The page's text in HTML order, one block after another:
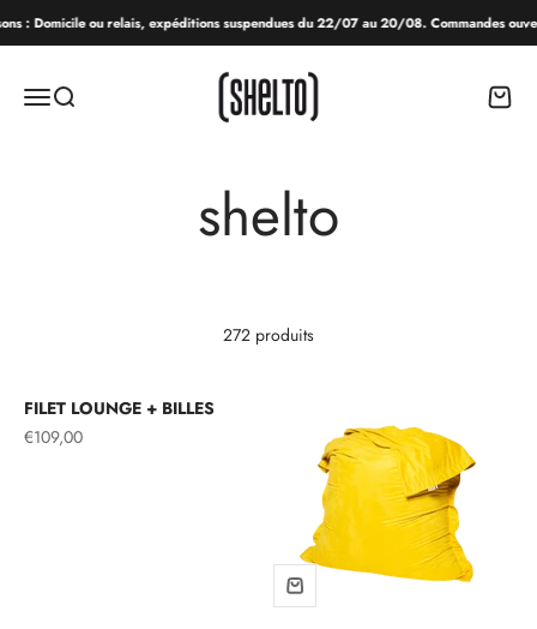
Passer au contenu
: Domicile ou relais, expéditions suspendues du 22/07 au 20/08. Commandes
MenuRecherche
SHELTO
Panier
272 produits
FILET LOUNGE + BILLES
Prix de vente
€109,00